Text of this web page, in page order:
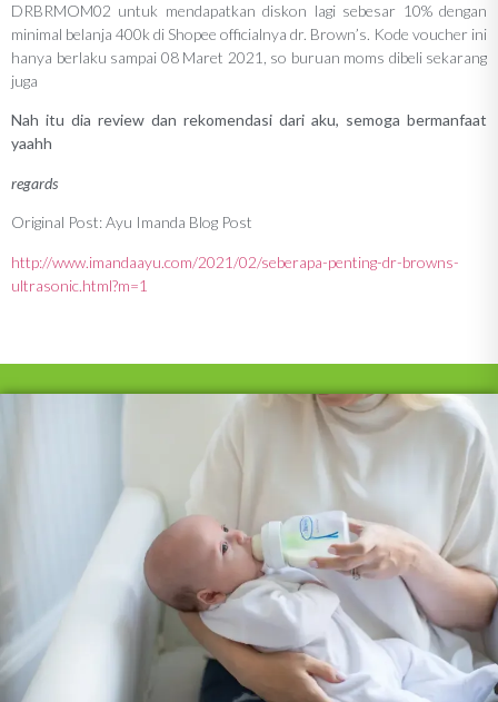
DRBRMOM02 untuk mendapatkan diskon lagi sebesar 10% dengan
minimal belanja 400k di Shopee officialnya dr. Brown’s. Kode voucher ini
hanya berlaku sampai 08 Maret 2021, so buruan moms dibeli sekarang
juga
Nah itu dia review dan rekomendasi dari aku, semoga bermanfaat
yaahh
regards
Original Post: Ayu Imanda Blog Post
http://www.imandaayu.com/2021/02/seberapa-penting-dr-browns-
ultrasonic.html?m=1